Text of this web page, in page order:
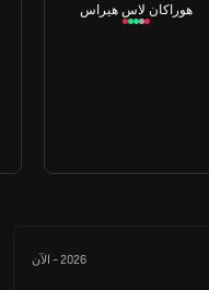
هوراكان لاس هيراس
2026
- الآن